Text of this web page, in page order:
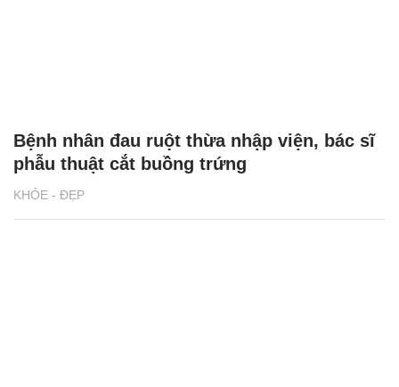
KHỎE - ĐẸP
Bệnh nhân đau ruột thừa nhập viện, bác sĩ
phẫu thuật cắt buồng trứng